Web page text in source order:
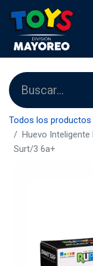
Todos los productos
Huevo
Surt/3 6a+